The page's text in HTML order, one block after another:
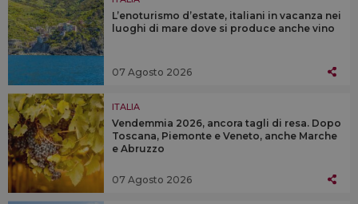
L’enoturismo d’estate, italiani in vacanza nei
luoghi di mare dove si produce anche vino
07 Agosto 2026
ITALIA
Vendemmia 2026, ancora tagli di resa. Dopo
Toscana, Piemonte e Veneto, anche Marche
e Abruzzo
07 Agosto 2026